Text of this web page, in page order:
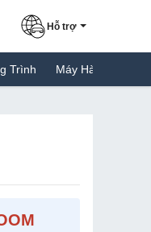
Hỗ trợ
Hàn Túi Yamafuji Lựa